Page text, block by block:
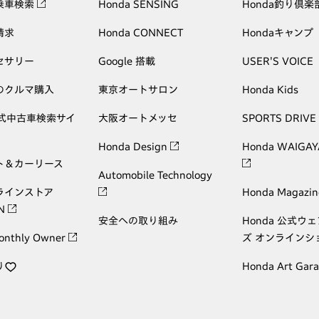
車検索
求
サリー
クルマ購入
中古車検索サイ
＆カーリース
インストア
Owner
Honda SENSING
Honda CONNECT
Google 搭載
東京オートサロン
大阪オートメッセ
Honda Design
Automobile Technology
安全への取り組み
Honda釣り倶楽
Hondaキャンプ
USER'S VOICE
Honda Kids
SPORTS
Honda
Honda
Honda 公式ウェ
ズ オンラインシ
Honda Art